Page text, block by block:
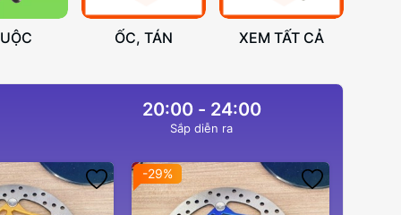
ỐC, TÁN XEM TẤT CẢ
20:00 - 24:00
Sắp diễn ra
-29%